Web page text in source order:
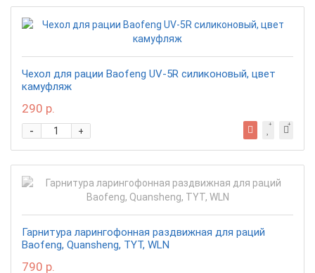
Чехол для рации Baofeng UV-5R силиконовый, цвет
камуфляж
290 р.
+
-
Гарнитура ларингофонная раздвижная для раций
Baofeng, Quansheng, TYT, WLN
790 р.